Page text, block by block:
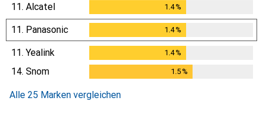
11. Alcatel 1.4%
11. Panasonic 1.4%
11. Yealink 1.4%
14. Snom 1.5%
Alle 25 Marken vergleichen